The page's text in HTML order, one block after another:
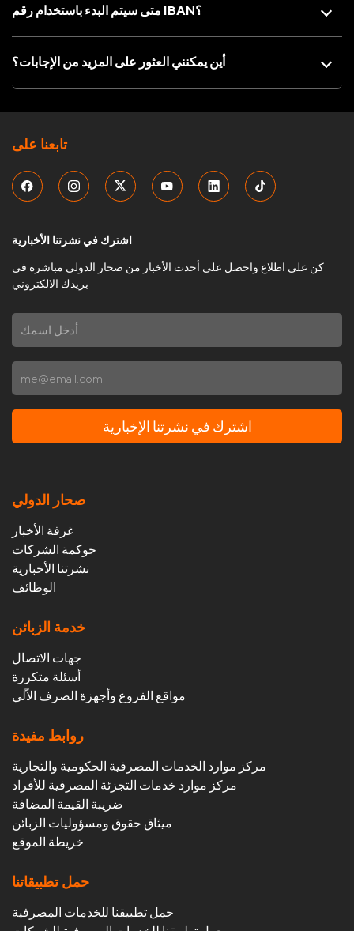
متى سيتم البدء باستخدام رقم IBAN؟
أين يمكنني العثور على المزيد من الإجابات؟
تابعنا على
اشترك في نشرتنا الأخبارية
كن على اطلاع واحصل على أحدث الأخبار من صحار الدولي مباشرة في
بريدك الالكتروني
اشترك في نشرتنا الإخبارية
صحار الدولي
غرفة الأخبار
حوكمة الشركات
نشرتنا الأخبارية
الوظائف
خدمة الزبائن
جهات الاتصال
أسئلة متكررة
مواقع الفروع وأجهزة الصرف الاّلي
روابط مفيدة
مركز موارد الخدمات المصرفية الحكومية والتجارية
مركز موارد خدمات التجزئة المصرفية للأفراد
ضريبة القيمة المضافة
ميثاق حقوق ومسؤوليات الزبائن
خريطة الموقع
حمل تطبيقاتنا
حمل تطبيقنا للخدمات المصرفية